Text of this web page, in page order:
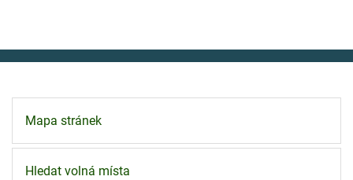
Mapa stránek
Hledat volná místa